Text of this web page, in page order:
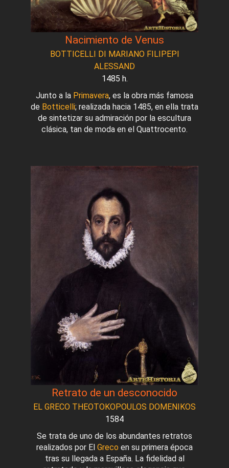
Nacimiento de Venus
BOTTICELLI DI MARIANO FILIPEPI
ALESSAND
1485 h.
Junto a la Primavera, es la obra más famosa
de Botticelli; realizada hacia 1485, en ella trata
de sintetizar su admiración por la escultura
clásica, tan de moda en el Quattrocento.
Retrato de un desconocido
EL GRECO THEOTOKOPOULOS DOMENIKOS
1584
Se trata de uno de los abundantes retratos
realizados por El Greco en su primera época
tras su llegada a España. La fidelidad al